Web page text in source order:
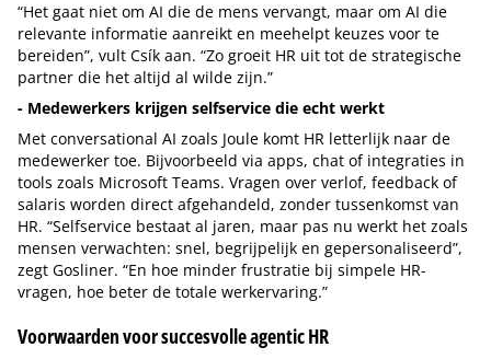
“Het gaat niet om AI die de mens vervangt, maar om AI die
relevante informatie aanreikt en meehelpt keuzes voor te
bereiden”, vult Csík aan. “Zo groeit HR uit tot de strategische
partner die het altijd al wilde zijn.”
- Medewerkers krijgen selfservice die echt werkt
Met conversational AI zoals Joule komt HR letterlijk naar de
medewerker toe. Bijvoorbeeld via apps, chat of integraties in
tools zoals Microsoft Teams. Vragen over verlof, feedback of
salaris worden direct afgehandeld, zonder tussenkomst van
HR. “Selfservice bestaat al jaren, maar pas nu werkt het zoals
mensen verwachten: snel, begrijpelijk en gepersonaliseerd”,
zegt Gosliner. “En hoe minder frustratie bij simpele HR-
vragen, hoe beter de totale werkervaring.”
Voorwaarden voor succesvolle agentic HR